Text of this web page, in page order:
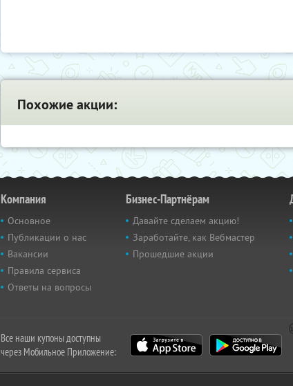
Похожие акции:
Компания
Основное
Публикации о нас
Вакансии
Правила сервиса
Ответы на вопросы
Бизнес-Партнёрам
Давайте сделаем акцию!
Заработайте, как Вебмастер
Прошедшие акции
Все наши купоны доступны
через Мобильное Приложение: